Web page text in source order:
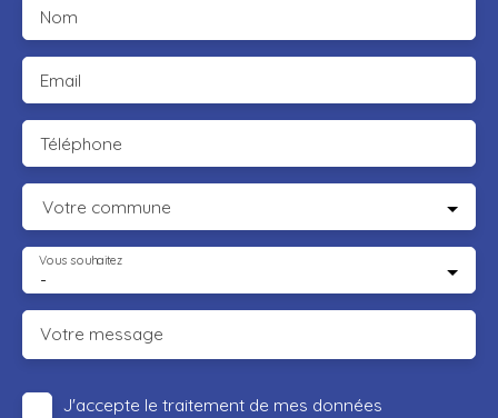
Nom
Email
Téléphone
Votre commune
-
Vous souhaitez
Votre message
J'accepte le traitement de mes données